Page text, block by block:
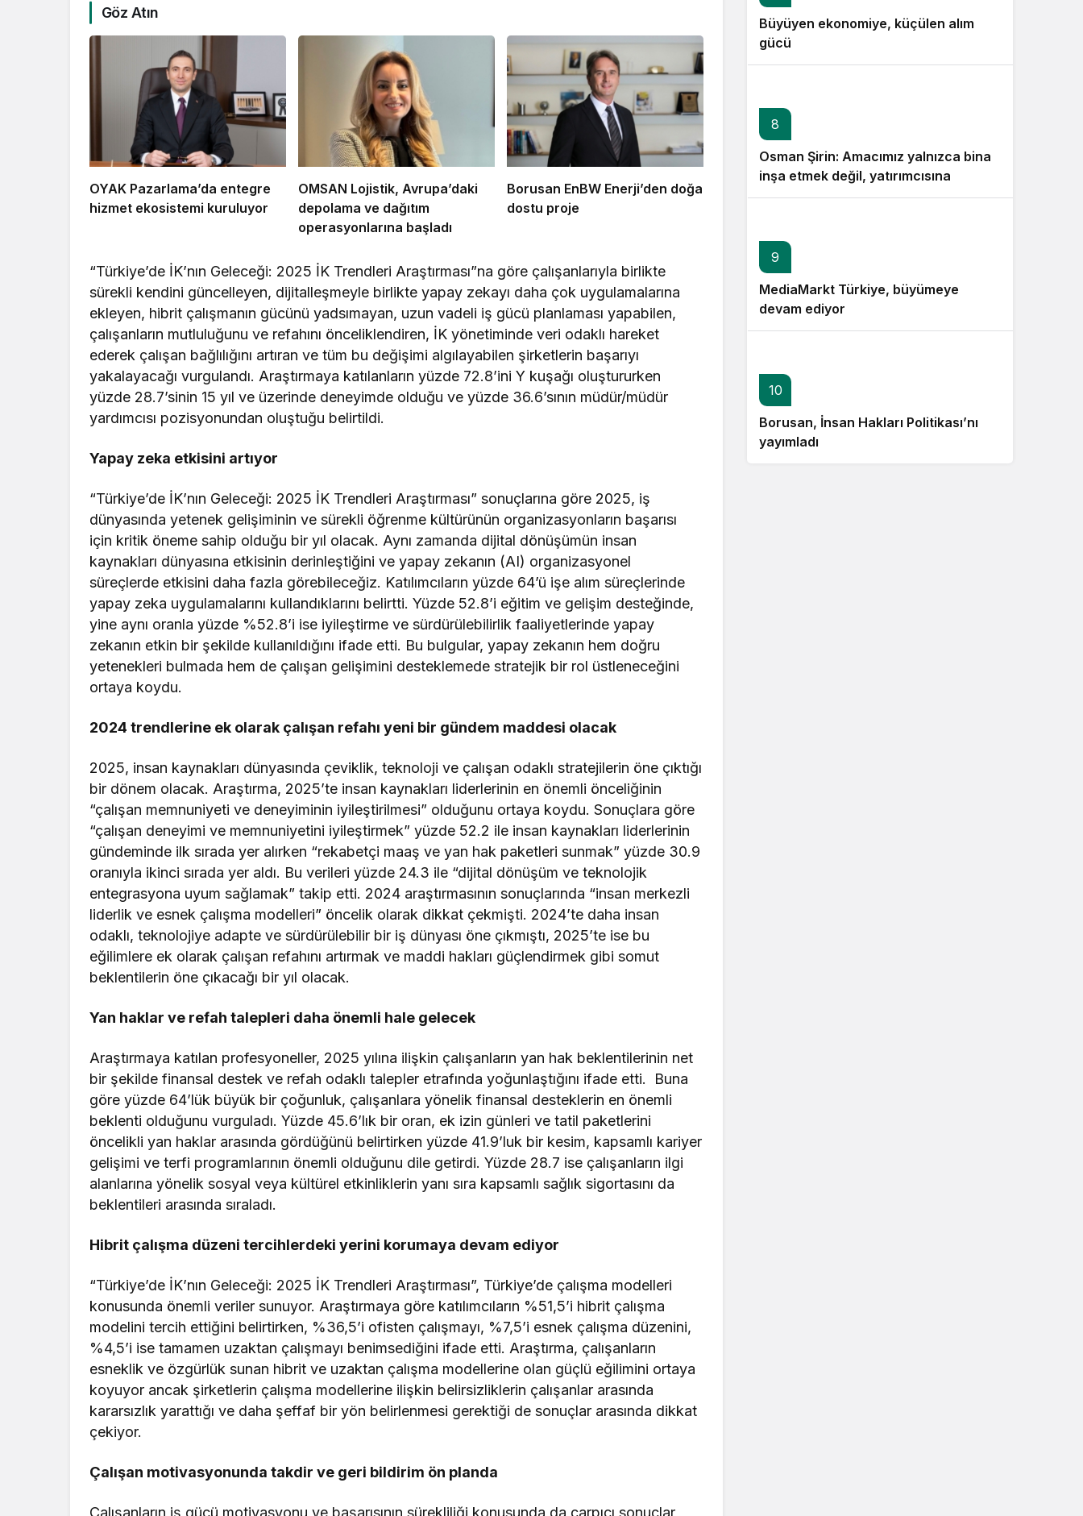
Göz Atın
OYAK Pazarlama’da entegre
hizmet ekosistemi kuruluyor
OMSAN Lojistik, Avrupa’daki
depolama ve dağıtım
operasyonlarına başladı
Borusan EnBW Enerji’den doğa
dostu proje
“Türkiye’de İK’nın Geleceği: 2025 İK Trendleri Araştırması”na göre çalışanlarıyla birlikte
sürekli kendini güncelleyen, dijitalleşmeyle birlikte yapay zekayı daha çok uygulamalarına
ekleyen, hibrit çalışmanın gücünü yadsımayan, uzun vadeli iş gücü planlaması yapabilen,
çalışanların mutluluğunu ve refahını önceliklendiren, İK yönetiminde veri odaklı hareket
ederek çalışan bağlılığını artıran ve tüm bu değişimi algılayabilen şirketlerin başarıyı
yakalayacağı vurgulandı. Araştırmaya katılanların yüzde 72.8’ini Y kuşağı oluştururken
yüzde 28.7’sinin 15 yıl ve üzerinde deneyimde olduğu ve yüzde 36.6’sının müdür/müdür
yardımcısı pozisyonundan oluştuğu belirtildi.
Yapay zeka etkisini artıyor
“Türkiye’de İK’nın Geleceği: 2025 İK Trendleri Araştırması” sonuçlarına göre 2025, iş
dünyasında yetenek gelişiminin ve sürekli öğrenme kültürünün organizasyonların başarısı
için kritik öneme sahip olduğu bir yıl olacak. Aynı zamanda dijital dönüşümün insan
kaynakları dünyasına etkisinin derinleştiğini ve yapay zekanın (AI) organizasyonel
süreçlerde etkisini daha fazla görebileceğiz. Katılımcıların yüzde 64’ü işe alım süreçlerinde
yapay zeka uygulamalarını kullandıklarını belirtti. Yüzde 52.8’i eğitim ve gelişim desteğinde,
yine aynı oranla yüzde %52.8’i ise iyileştirme ve sürdürülebilirlik faaliyetlerinde yapay
zekanın etkin bir şekilde kullanıldığını ifade etti. Bu bulgular, yapay zekanın hem doğru
yetenekleri bulmada hem de çalışan gelişimini desteklemede stratejik bir rol üstleneceğini
ortaya koydu.
2024 trendlerine ek olarak çalışan refahı yeni bir gündem maddesi olacak
2025, insan kaynakları dünyasında çeviklik, teknoloji ve çalışan odaklı stratejilerin öne çıktığı
bir dönem olacak. Araştırma, 2025’te insan kaynakları liderlerinin en önemli önceliğinin
“çalışan memnuniyeti ve deneyiminin iyileştirilmesi” olduğunu ortaya koydu. Sonuçlara göre
“çalışan deneyimi ve memnuniyetini iyileştirmek” yüzde 52.2 ile insan kaynakları liderlerinin
gündeminde ilk sırada yer alırken “rekabetçi maaş ve yan hak paketleri sunmak” yüzde 30.9
oranıyla ikinci sırada yer aldı. Bu verileri yüzde 24.3 ile “dijital dönüşüm ve teknolojik
entegrasyona uyum sağlamak” takip etti. 2024 araştırmasının sonuçlarında “insan merkezli
liderlik ve esnek çalışma modelleri” öncelik olarak dikkat çekmişti. 2024’te daha insan
odaklı, teknolojiye adapte ve sürdürülebilir bir iş dünyası öne çıkmıştı, 2025’te ise bu
eğilimlere ek olarak çalışan refahını artırmak ve maddi hakları güçlendirmek gibi somut
beklentilerin öne çıkacağı bir yıl olacak.
Yan haklar ve refah talepleri daha önemli hale gelecek
Araştırmaya katılan profesyoneller, 2025 yılına ilişkin çalışanların yan hak beklentilerinin net
bir şekilde finansal destek ve refah odaklı talepler etrafında yoğunlaştığını ifade etti. Buna
göre yüzde 64’lük büyük bir çoğunluk, çalışanlara yönelik finansal desteklerin en önemli
beklenti olduğunu vurguladı. Yüzde 45.6’lık bir oran, ek izin günleri ve tatil paketlerini
öncelikli yan haklar arasında gördüğünü belirtirken yüzde 41.9’luk bir kesim, kapsamlı kariyer
gelişimi ve terfi programlarının önemli olduğunu dile getirdi. Yüzde 28.7 ise çalışanların ilgi
alanlarına yönelik sosyal veya kültürel etkinliklerin yanı sıra kapsamlı sağlık sigortasını da
beklentileri arasında sıraladı.
Hibrit çalışma düzeni tercihlerdeki yerini korumaya devam ediyor
“Türkiye’de İK’nın Geleceği: 2025 İK Trendleri Araştırması”, Türkiye’de çalışma modelleri
konusunda önemli veriler sunuyor. Araştırmaya göre katılımcıların %51,5’i hibrit çalışma
modelini tercih ettiğini belirtirken, %36,5’i ofisten çalışmayı, %7,5’i esnek çalışma düzenini,
%4,5’i ise tamamen uzaktan çalışmayı benimsediğini ifade etti. Araştırma, çalışanların
esneklik ve özgürlük sunan hibrit ve uzaktan çalışma modellerine olan güçlü eğilimini ortaya
koyuyor ancak şirketlerin çalışma modellerine ilişkin belirsizliklerin çalışanlar arasında
kararsızlık yarattığı ve daha şeffaf bir yön belirlenmesi gerektiği de sonuçlar arasında dikkat
çekiyor.
Çalışan motivasyonunda takdir ve geri bildirim ön planda
Çalışanların iş gücü motivasyonu ve başarısının sürekliliği konusunda da çarpıcı sonuçlar
Büyüyen ekonomiye, küçülen alım
gücü
8
Osman Şirin: Amacımız yalnızca bina
inşa etmek değil, yatırımcısına
kazandıracak yaşam alanları üretmek
9
MediaMarkt Türkiye, büyümeye
devam ediyor
10
Borusan, İnsan Hakları Politikası’nı
yayımladı